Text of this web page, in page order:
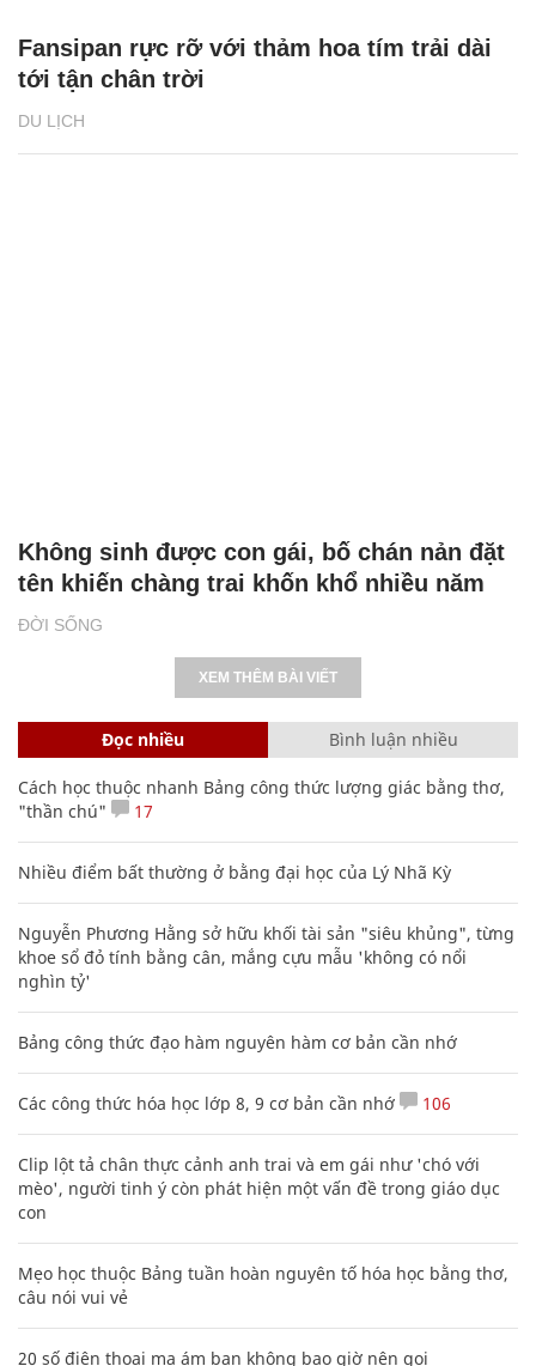
DU LỊCH
Fansipan rực rỡ với thảm hoa tím trải dài
tới tận chân trời
ĐỜI SỐNG
Không sinh được con gái, bố chán nản đặt
tên khiến chàng trai khốn khổ nhiều năm
XEM THÊM BÀI VIẾT
Đọc nhiều Bình luận nhiều
Cách học thuộc nhanh Bảng công thức lượng giác bằng thơ,
"thần chú"
17
Nhiều điểm bất thường ở bằng đại học của Lý Nhã Kỳ
Nguyễn Phương Hằng sở hữu khối tài sản "siêu khủng", từng
khoe sổ đỏ tính bằng cân, mắng cựu mẫu 'không có nổi
nghìn tỷ'
Bảng công thức đạo hàm nguyên hàm cơ bản cần nhớ
Các công thức hóa học lớp 8, 9 cơ bản cần nhớ 106
Clip lột tả chân thực cảnh anh trai và em gái như 'chó với
mèo', người tinh ý còn phát hiện một vấn đề trong giáo dục
con
Mẹo học thuộc Bảng tuần hoàn nguyên tố hóa học bằng thơ,
câu nói vui vẻ
20 số điện thoại ma ám bạn không bao giờ nên gọi